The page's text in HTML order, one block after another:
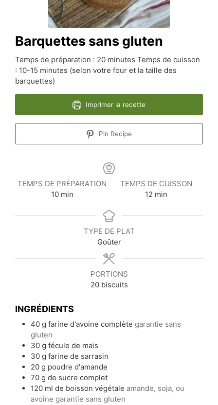
Barquettes sans gluten
Temps de préparation : 20 minutes Temps de cuisson
: 10-15 minutes (selon votre four et la taille des
barquettes)
Imprimer la recette
Pin Recipe
TEMPS DE PRÉPARATION
10minutes
min
TEMPS DE CUISSON
12minutes
min
TYPE DE PLAT
Goûter
PORTIONS
20 biscuits
INGRÉDIENTS
40 g farine d'avoine complète garantie sans
gluten
30 g fécule de maïs
30 g farine de sarrasin
20 g poudre d'amande
70 g de sucre complet
120 ml de boisson végétale amande, soja, ou
avoine garantie sans gluten